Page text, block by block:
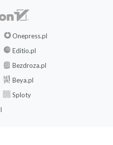
Onepress.pl
Editio.pl
Bezdroza.pl
Beya.pl
Sploty